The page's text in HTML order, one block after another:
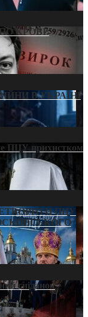
КРОВІ:
В УКРАЇНІ
ПЦУ прихистком
ПЦУ
сніданок